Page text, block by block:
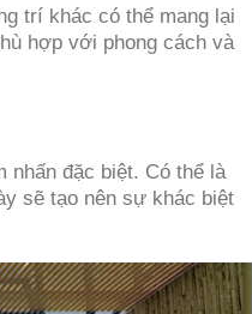
trí khác có thể mang lại
hợp với phong cách và
nhấn đặc biệt. Có thể là
sẽ tạo nên sự khác biệt